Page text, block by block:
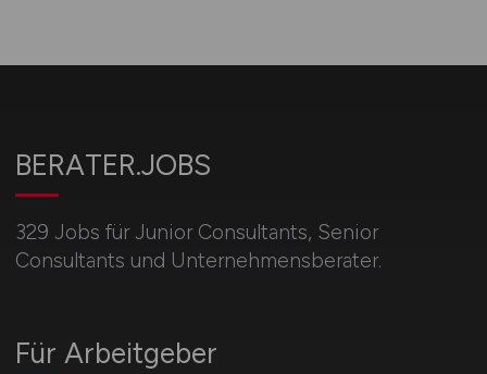
BERATER.JOBS
329 Jobs für Junior Consultants, Senior
Consultants und Unternehmensberater.
Für Arbeitgeber